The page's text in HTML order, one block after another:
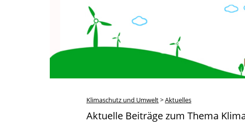
Klimaschutz und Umwelt>Aktuelles
Aktuelle Beiträge zum Thema